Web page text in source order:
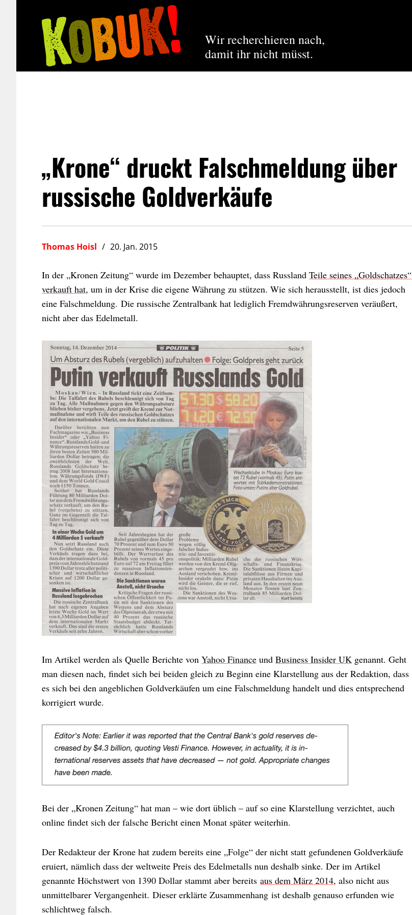
Wir recherchieren nach,
damit ihr nicht müsst.
„Krone“ druckt Falschmeldung über
russische Goldverkäufe
Thomas Hoisl 20. Jan. 2015
In der „Kronen Zeitung“ wurde im Dezember behauptet, dass Russland Teile seines „Goldschatzes“
verkauft hat, um in der Krise die eigene Währung zu stützen. Wie sich herausstellt, ist dies jedoch
eine Falschmeldung. Die russische Zentralbank hat lediglich Fremdwährungsreserven veräußert,
nicht aber das Edelmetall.
Im Artikel werden als Quelle Berichte von Yahoo Finance und Business Insider UK genannt. Geht
man diesen nach, findet sich bei beiden gleich zu Beginn eine Klarstellung aus der Redaktion, dass
es sich bei den angeblichen Goldverkäufen um eine Falschmeldung handelt und dies entsprechend
korrigiert wurde.
Bei der „Kronen Zeitung“ hat man – wie dort üblich – auf so eine Klarstellung verzichtet, auch
online findet sich der falsche Bericht einen Monat später weiterhin.
Der Redakteur der Krone hat zudem bereits eine „Folge“ der nicht statt gefundenen Goldverkäufe
eruiert, nämlich dass der weltweite Preis des Edelmetalls nun deshalb sinke. Der im Artikel
genannte Höchstwert von 1390 Dollar stammt aber bereits aus dem März 2014, also nicht aus
unmittelbarer Vergangenheit. Dieser erklärte Zusammenhang ist deshalb genauso erfunden wie
schlichtweg falsch.